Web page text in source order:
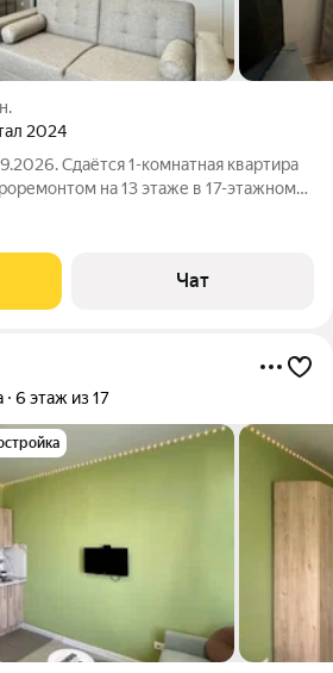
2024
Сдаётся 1-комнатная квартира
на 13 этаже в 17-этажном
техники есть: Телевизор
Чат
6 этаж из 17